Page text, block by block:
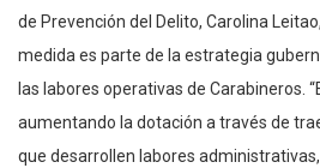
de Prevención del Delito, Carolina
medida es parte de la estrategia
las labores operativas de Carabineros.
aumentando la dotación a través de
que desarrollen labores